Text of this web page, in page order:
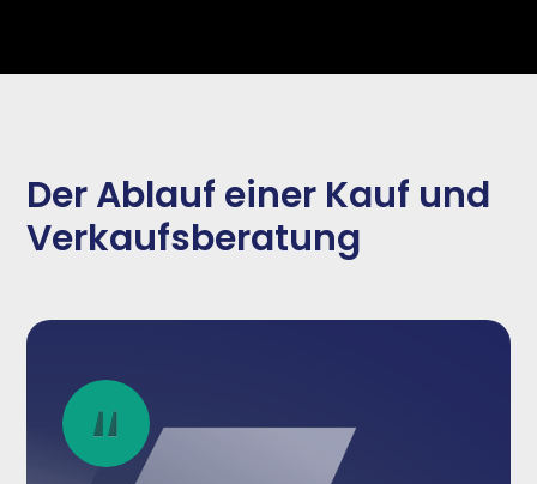
Der Ablauf einer Kauf und
Verkaufsberatung